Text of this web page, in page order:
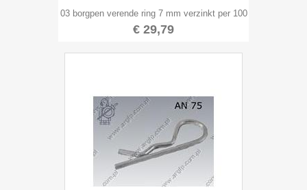
03 borgpen verende ring 7 mm verzinkt per 100
€ 29,79